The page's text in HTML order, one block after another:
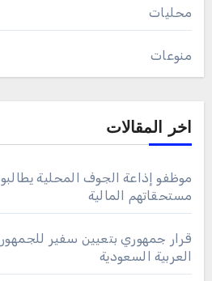
محليات
منوعات
اخر المقالات
موظفو إذاعة الجوف المحلية
مستحقاتهم المالية
قرار جمهوري بتعيين سفير
العربية السعودية